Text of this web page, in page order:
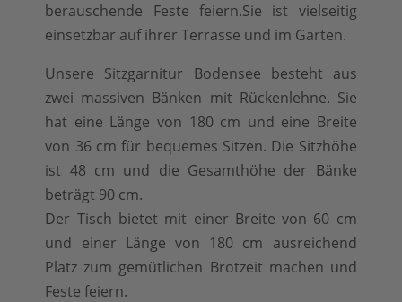
berauschende Feste feiern.Sie ist vielseitig
einsetzbar auf ihrer Terrasse und im Garten.
Unsere Sitzgarnitur Bodensee besteht aus
zwei massiven Bänken mit Rückenlehne. Sie
hat eine Länge von 180 cm und eine Breite
von 36 cm für bequemes Sitzen. Die Sitzhöhe
ist 48 cm und die Gesamthöhe der Bänke
beträgt 90 cm.
Der Tisch bietet mit einer Breite von 60 cm
und einer Länge von 180 cm ausreichend
Platz zum gemütlichen Brotzeit machen und
Feste feiern.